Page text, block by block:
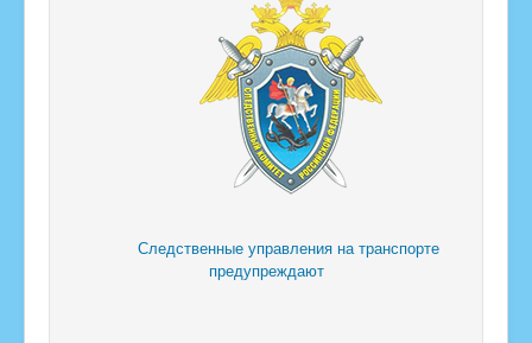
Следственные управления на транспорте
предупреждают